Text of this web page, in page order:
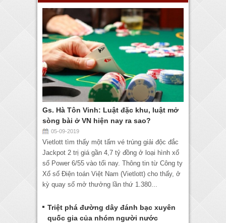
Gs. Hà Tôn Vinh: Luật đặc khu, luật mở
sòng bài ở VN hiện nay ra sao?
05-09-2019
Vietlott tìm thấy một tấm vé trúng giải độc đắc
Jackpot 2 trị giá gần 4,7 tỷ đồng ở loại hình xổ
số Power 6/55 vào tối nay. Thông tin từ Công ty
Xổ số Điện toán Việt Nam (Vietlott) cho thấy, ở
kỳ quay số mở thưởng lần thứ 1.380...
Triệt phá đường dây đánh bạc xuyên
quốc gia của nhóm người nước